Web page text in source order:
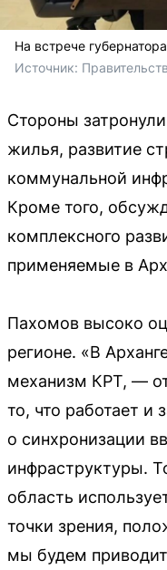
На встрече
Источник:
Стороны
жилья, развитие
коммунальной
Кроме того,
комплексного
применяемые в
Пахомов высоко
регионе. «В
механизм КРТ, —
то, что работает и
о синхронизации
инфраструктуры.
область
точки зрения,
мы будем